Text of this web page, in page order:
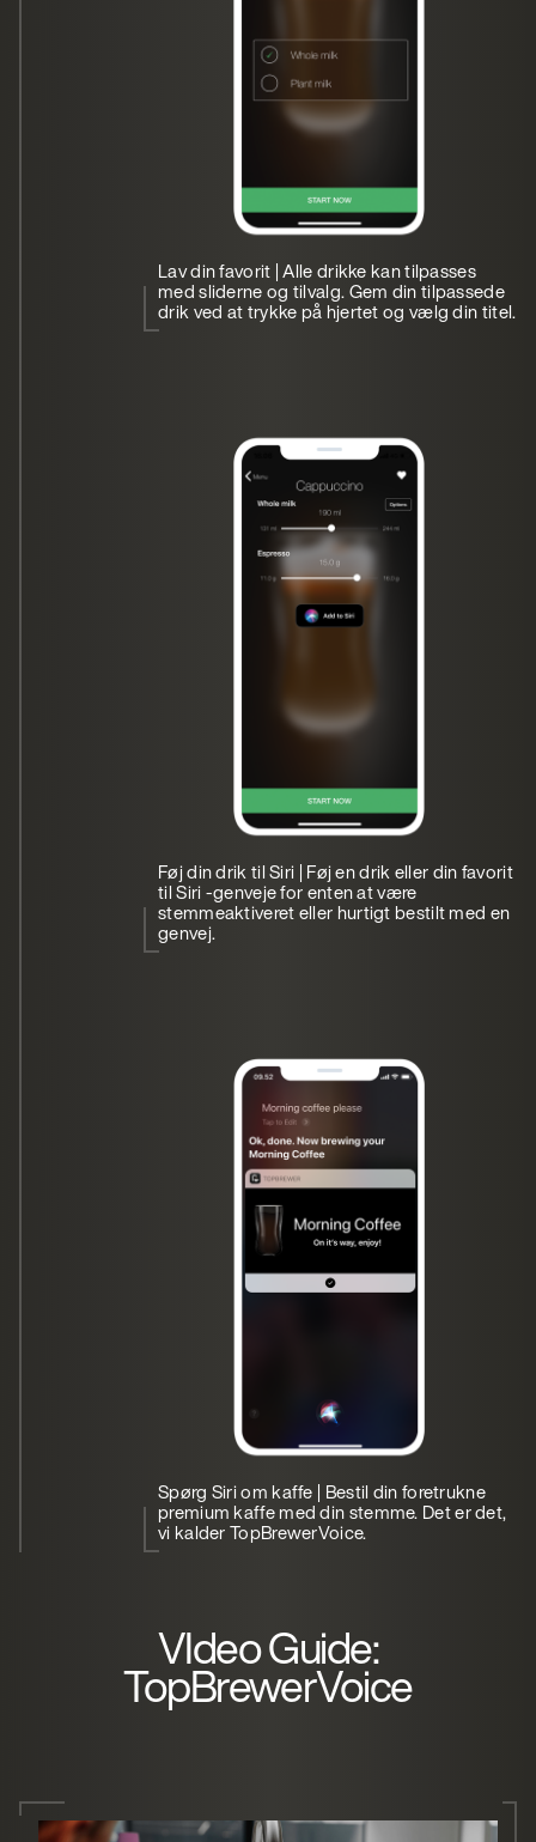
Lav din favorit | Alle drikke kan tilpasses
med sliderne og tilvalg. Gem din tilpassede
drik ved at trykke på hjertet og vælg din titel.
Føj din drik til Siri | Føj en drik eller din favorit
til Siri -genveje for enten at være
stemmeaktiveret eller hurtigt bestilt med en
genvej.
Spørg Siri om kaffe | Bestil din foretrukne
premium kaffe med din stemme. Det er det,
vi kalder TopBrewerVoice.
VIdeo Guide:
TopBrewerVoice